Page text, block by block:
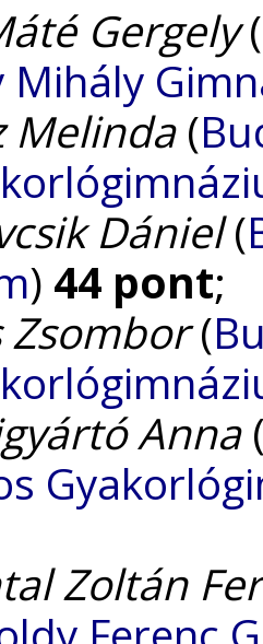
Gergely(
Mihály
Melinda(
Dániel(
) 44 pont;
Zsombor(
Anna
Zoltán